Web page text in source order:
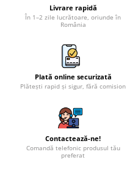
Livrare rapidă
În 1–2 zile lucrătoare, oriunde în
România
Plată online securizată
Plătești rapid și sigur, fără comision
Contactează-ne!
Comandă telefonic produsul tău
preferat